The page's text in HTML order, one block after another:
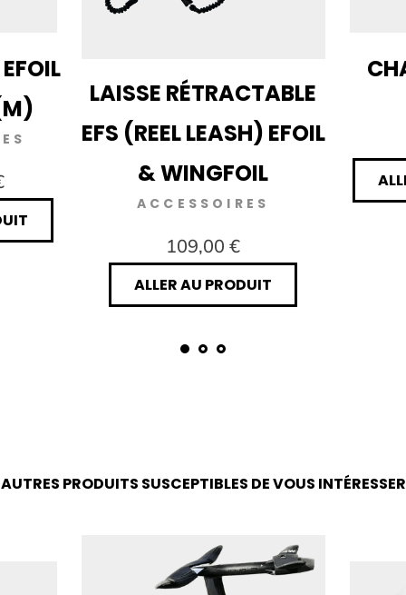
LAISSE RÉTRACTABLE
EFS (REEL LEASH) EFOIL
& WINGFOIL
ACCESSOIRES
109,00 €
ALLER AU PRODUIT
AUTRES PRODUITS SUSCEPTIBLES DE VOUS INTÉRESSER